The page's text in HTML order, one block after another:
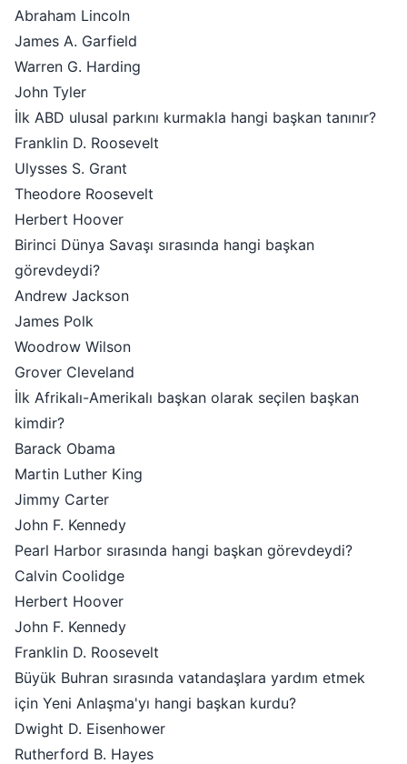
Abraham Lincoln
James A. Garfield
Warren G. Harding
John Tyler
İlk ABD ulusal parkını kurmakla hangi başkan tanınır?
Franklin D. Roosevelt
Ulysses S. Grant
Theodore Roosevelt
Herbert Hoover
Birinci Dünya Savaşı sırasında hangi başkan
görevdeydi?
Andrew Jackson
James Polk
Woodrow Wilson
Grover Cleveland
İlk Afrikalı-Amerikalı başkan olarak seçilen başkan
kimdir?
Barack Obama
Martin Luther King
Jimmy Carter
John F. Kennedy
Pearl Harbor sırasında hangi başkan görevdeydi?
Calvin Coolidge
Herbert Hoover
John F. Kennedy
Franklin D. Roosevelt
Büyük Buhran sırasında vatandaşlara yardım etmek
için Yeni Anlaşma'yı hangi başkan kurdu?
Dwight D. Eisenhower
Rutherford B. Hayes